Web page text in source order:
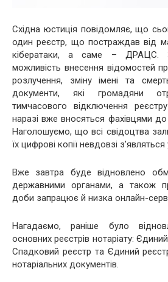
Східна юстиція повідомляє, що
один реєстр, що постраждав від
кібератаки, а саме – ДРАЦС.
можливість внесення відомостей
розлучення, зміну імені та
документи, які громадяни
тимчасового відключення
наразі вже вносяться фахівцями
Наголошуємо, що всі свідоцтва
їх цифрові копії невдовзі з’являться
Вже завтра буде відновлено
державними органами, а також
доби запрацює й низка онлайн-
Нагадаємо, раніше було
основних реєстрів нотаріату:
Спадковий реєстр та Єдиний
нотаріальних документів.